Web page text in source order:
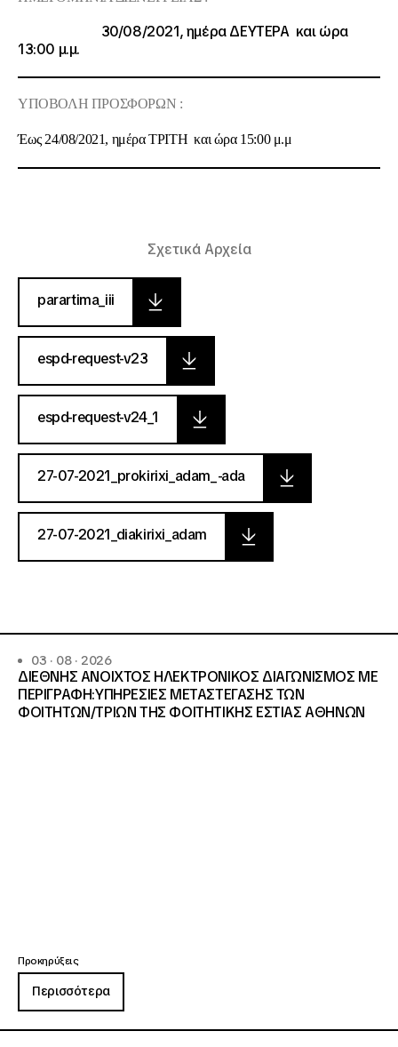
30/08/2021, ημέρα ΔΕΥΤΕΡΑ και ώρα
13:00 μ.μ.
ΥΠΟΒΟΛΗ ΠΡΟΣΦΟΡΩΝ :
Έως 24/08/2021, ημέρα ΤΡΙΤΗ και ώρα 15:00 μ.μ
Σχετικά Αρχεία
parartima_iii
espd-request-v23
espd-request-v24_1
27-07-2021_prokirixi_adam_-ada
27-07-2021_diakirixi_adam
03 · 08 · 2026
ΔΙΕΘΝΗΣ ΑΝΟΙΧΤΟΣ ΗΛΕΚΤΡΟΝΙΚΟΣ ΔΙΑΓΩΝΙΣΜΟΣ ΜΕ
ΠΕΡΙΓΡΑΦΗ:ΥΠΗΡΕΣΙΕΣ METAΣΤΕΓΑΣΗΣ ΤΩΝ
ΦΟΙΤΗΤΩΝ/ΤΡΙΩΝ ΤΗΣ ΦΟΙΤΗΤΙΚΗΣ ΕΣΤΙΑΣ ΑΘΗΝΩΝ
Προκηρύξεις
Περισσότερα